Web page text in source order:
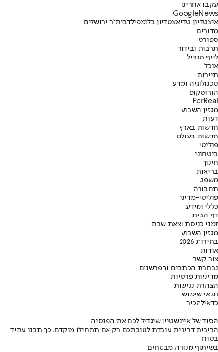
עקבו אחרינו
Googl eNews
איצטדיון טדיאצטדיון בלומפילדבית"ר ירושלים
מדורים
ספורט
תרבות ובידור
לייף סטייל
אוכל
תיירות
טכנולוגיה ומדע
הורוסקופ
ForReal
מגזין השבוע
דעות
חדשות בארץ
חדשות בעולם
פוליטי
ביטחוני
חינוך
בריאות
משפט
תחבורה
פוליטי-מדיני
כללי ומידע
דף הבית
זמני כניסת וצאת שבת
מגזין השבוע
בחירות 2026
אודות
צור קשר
נבחרת הכתבים והפרשנים
מדיניות פרטיות
הצהרת נגישות
תנאי שימוש
כדאילהכיר
הסוד של איינשטיין שיגדיל לכם את הפנסיה
הריבית דריבית עובדת לטובתכם רק אם תתחילו מוקדם. כך תבנו עתיד
בטוח
בשיתוף מנורה מבטחים